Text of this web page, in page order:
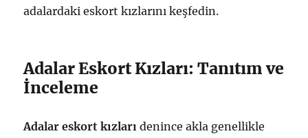
adalardaki eskort kızlarını keşfedin.
Adalar Eskort Kızları: Tanıtım ve
İnceleme
Adalar eskort kızları denince akla genellikle